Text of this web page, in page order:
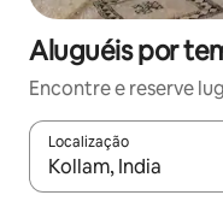
Aluguéis por
Encontre e reserve
Localização
Quando os